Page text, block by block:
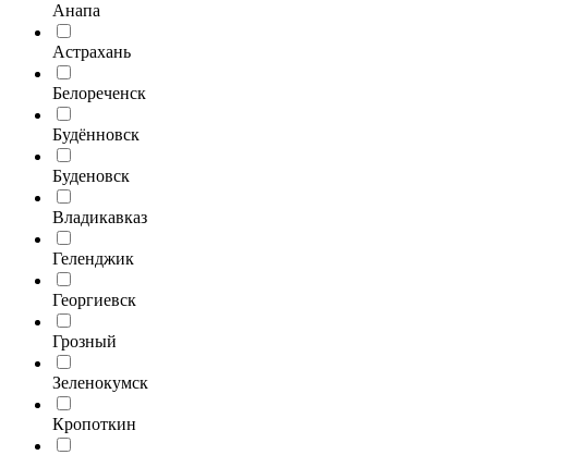
Анапа
Астрахань
Белореченск
Будённовск
Буденовск
Владикавказ
Геленджик
Георгиевск
Грозный
Зеленокумск
Кропоткин